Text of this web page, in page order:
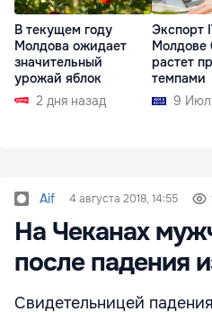
В текущем году
Молдова ожидает
значительный
урожай яблок
2 дня назад
Экспорт
Молдове
растет
темпами
9
Aif 4 августа 2018, 14:55
На Чеканах
после падения
Свидетельницей